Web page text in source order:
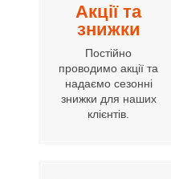
Акції та
знижки
Постійно
проводимо акції та
надаємо сезонні
знижки для наших
клієнтів.